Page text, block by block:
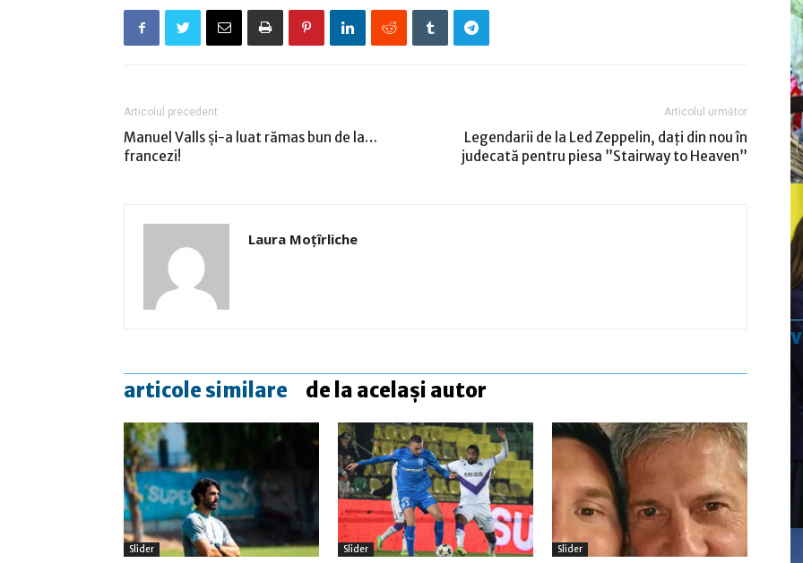
Articolul precedent
Manuel Valls şi-a luat rămas bun de la…
francezi!
Articolul următor
Legendarii de la Led Zeppelin, dați din nou în
judecată pentru piesa ”Stairway to Heaven”
Laura Moţîrliche
articole similare de la același autor
Slider Slider Slider